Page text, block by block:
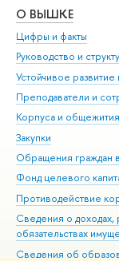
О ВЫШКЕ
Цифры и факты
Руководство и
Устойчивое
Преподаватели и
Корпуса и общежития
Закупки
Обращения
Фонд целевого
Противодействие
Сведения о доходах,
обязательствах
Сведения об